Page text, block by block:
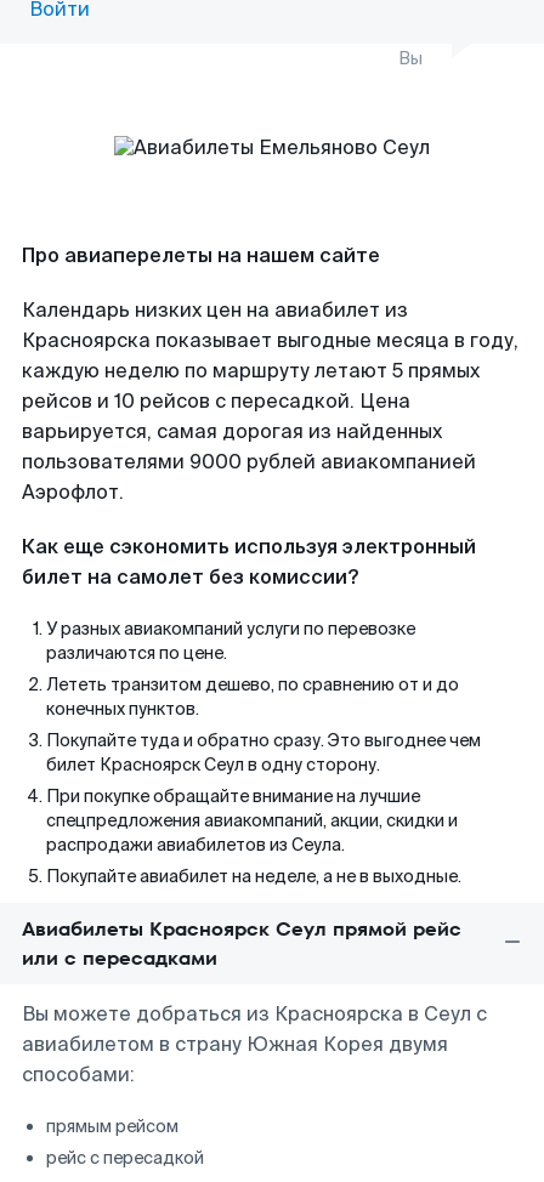
Войти
Вы
Про авиаперелеты на нашем сайте
Календарь низких цен на авиабилет из
Красноярска показывает выгодные месяца в году,
каждую неделю по маршруту летают 5 прямых
рейсов и 10 рейсов с пересадкой. Цена
варьируется, самая дорогая из найденных
пользователями 9000 рублей авиакомпанией
Аэрофлот.
Как еще сэкономить используя электронный
билет на самолет без комиссии?
У разных авиакомпаний услуги по перевозке
различаются по цене.
Лететь транзитом дешево, по сравнению от и до
конечных пунктов.
Покупайте туда и обратно сразу. Это выгоднее чем
билет Красноярск Сеул в одну сторону.
При покупке обращайте внимание на лучшие
спецпредложения авиакомпаний, акции, скидки и
распродажи авиабилетов из Сеула.
Покупайте авиабилет на неделе, а не в выходные.
Авиабилеты Красноярск Сеул прямой рейс
или с пересадками
Вы можете добраться из Красноярска в Сеул с
авиабилетом в страну Южная Корея двумя
способами:
прямым рейсом
рейс с пересадкой